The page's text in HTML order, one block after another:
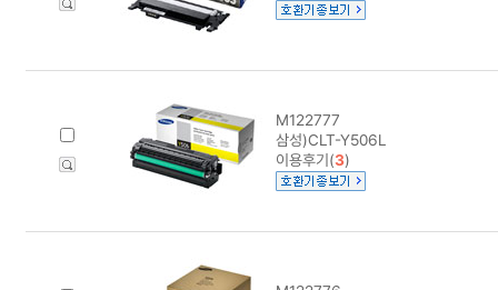
M122777
삼성)CLT-Y506L
이용후기(3)